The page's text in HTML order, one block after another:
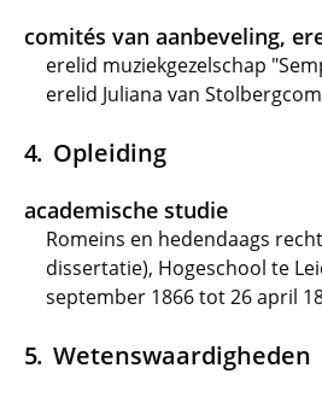
comités van aanbeveling,
erelid muziekgezelschap
erelid Juliana van
Opleiding
academische studie
Romeins en hedendaags
dissertatie), Hogeschool te
september 1866 tot 26 april
Wetenswaardigheden